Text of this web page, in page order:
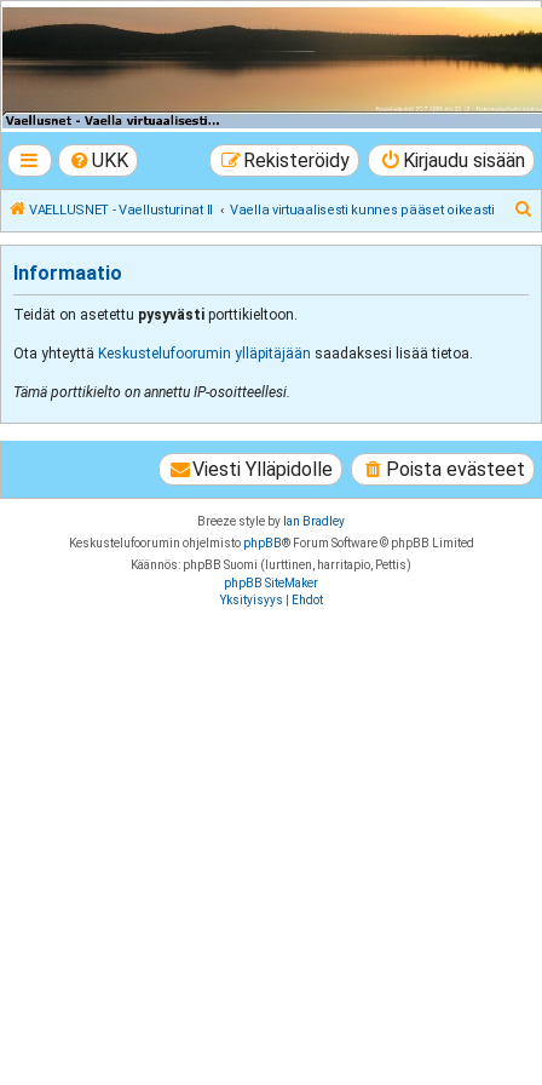
VAELLUSNET -
Vaellusturinat II
UKK Kirjaudu sisään
Rekisteröidy
VAELLUSNET - Vaellusturinat II Vaella virtuaalisesti kunnes pääset oikeasti
Informaatio
Teidät on asetettu pysyvästi porttikieltoon.
Ota yhteyttä Keskustelufoorumin ylläpitäjään saadaksesi lisää tietoa.
Tämä porttikielto on annettu IP-osoitteellesi.
Poista evästeet
Viesti Ylläpidolle
Breeze style by Ian Bradley
Keskustelufoorumin ohjelmisto phpBB® Forum Software © phpBB Limited
Käännös: phpBB Suomi (lurttinen, harritapio, Pettis)
phpBB SiteMaker
Yksityisyys
Ehdot